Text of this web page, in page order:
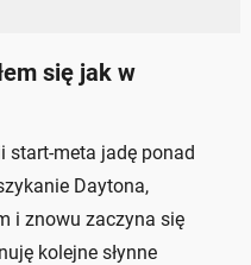
się jak w
start-meta jadę ponad
Daytona,
i znowu zaczyna się
kolejne słynne